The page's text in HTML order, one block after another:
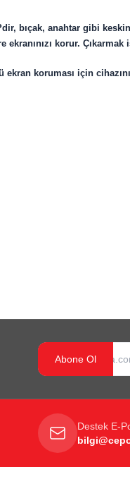
bıçak, anahtar gibi
korur.
koruması için
Abone Ol
Destek E-